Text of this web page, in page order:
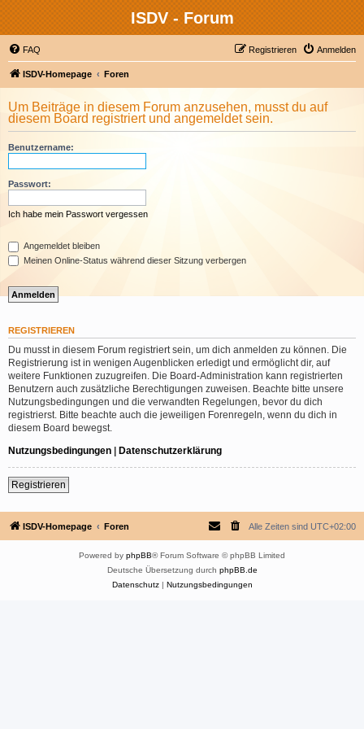
ISDV - Forum
FAQ Anmelden
Registrieren
ISDV-Homepage Foren
Um Beiträge in diesem Forum anzusehen, musst du auf
diesem Board registriert und angemeldet sein.
Benutzername:
Passwort:
Ich habe mein Passwort vergessen
Angemeldet bleiben
Meinen Online-Status während dieser Sitzung verbergen
REGISTRIEREN
Du musst in diesem Forum registriert sein, um dich anmelden zu können. Die
Registrierung ist in wenigen Augenblicken erledigt und ermöglicht dir, auf
weitere Funktionen zuzugreifen. Die Board-Administration kann registrierten
Benutzern auch zusätzliche Berechtigungen zuweisen. Beachte bitte unsere
Nutzungsbedingungen und die verwandten Regelungen, bevor du dich
registrierst. Bitte beachte auch die jeweiligen Forenregeln, wenn du dich in
diesem Board bewegst.
Nutzungsbedingungen | Datenschutzerklärung
Registrieren
ISDV-Homepage Foren Alle Zeiten sind UTC+02:00
Powered by phpBB® Forum Software © phpBB Limited
Deutsche Übersetzung durch phpBB.de
Datenschutz| Nutzungsbedingungen